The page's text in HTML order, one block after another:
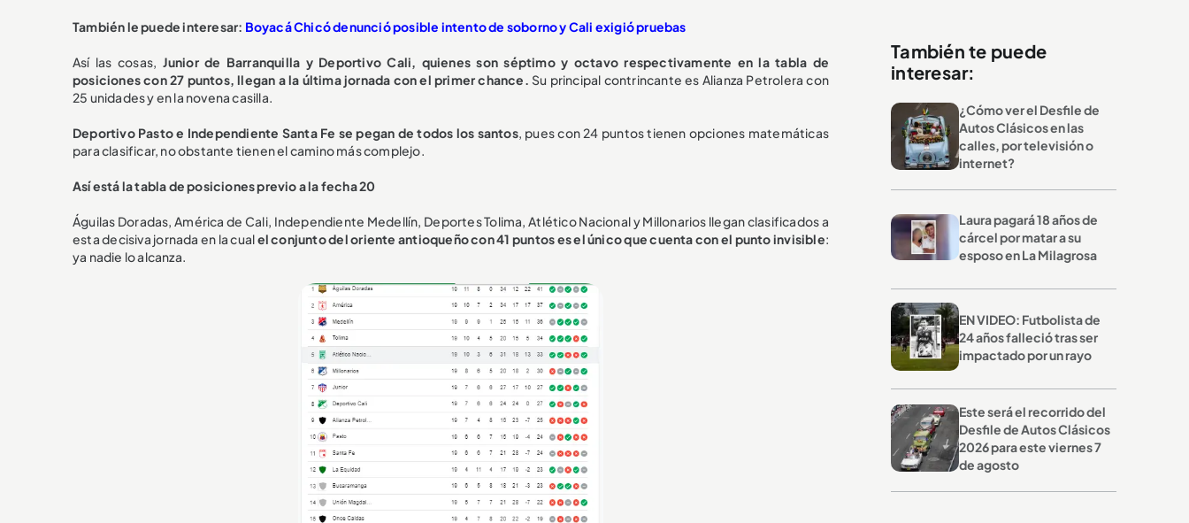
También le puede interesar: Boyacá Chicó denunció posible intento de soborno y Cali exigió pruebas
Así las cosas, Junior de Barranquilla y Deportivo Cali, quienes son séptimo y octavo respectivamente en la tabla de
posiciones con 27 puntos, llegan a la última jornada con el primer chance. Su principal contrincante es Alianza Petrolera con
25 unidades y en la novena casilla.
Deportivo Pasto e Independiente Santa Fe se pegan de todos los santos, pues con 24 puntos tienen opciones matemáticas
para clasificar, no obstante tienen el camino más complejo.
Así está la tabla de posiciones previo a la fecha 20
Águilas Doradas, América de Cali, Independiente Medellín, Deportes Tolima, Atlético Nacional y Millonarios llegan clasificados a
esta decisiva jornada en la cualel conjunto del oriente antioqueño con 41 puntos es el único que cuenta con el punto invisible:
ya nadie lo alcanza.
También te puede
interesar:
¿Cómo ver el Desfile de
Autos Clásicos en las
calles, por televisión o
internet?
Laura pagará 18 años de
cárcel por matar a su
esposo en La Milagrosa
EN VIDEO: Futbolista de
24 años falleció tras ser
impactado por un rayo
Este será el recorrido del
Desfile de Autos Clásicos
2026 para este viernes 7
de agosto